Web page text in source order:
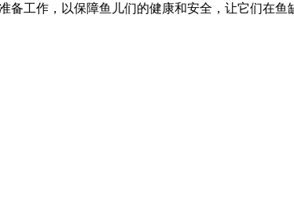
工作，以保障鱼儿们的健康和安全，让它们在鱼